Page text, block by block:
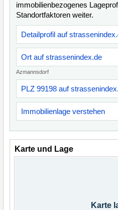
immobilienbezogenes
Standortfaktoren weiter.
Detailprofil auf
Ort auf strassenindex.de
Azmannsdorf
PLZ 99198 auf
Immobilienlage verstehen
Karte und Lage
Karte